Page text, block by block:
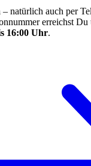
– natürlich auch per
erreichst Du
16:00 Uhr.